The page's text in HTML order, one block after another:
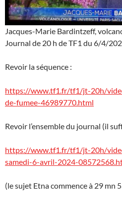
Jacques-Marie Bardintzeff,
Journal de 20 h de TF1 du 6/4/
Revoir la séquence :
https://www.tf1.fr/tf1/jt-20h/
de-fumee-46989770.html
Revoir l’ensemble du journal (il
https://www.tf1.fr/tf1/jt-20h/
samedi-6-avril-2024-
(le sujet Etna commence à 29 mn